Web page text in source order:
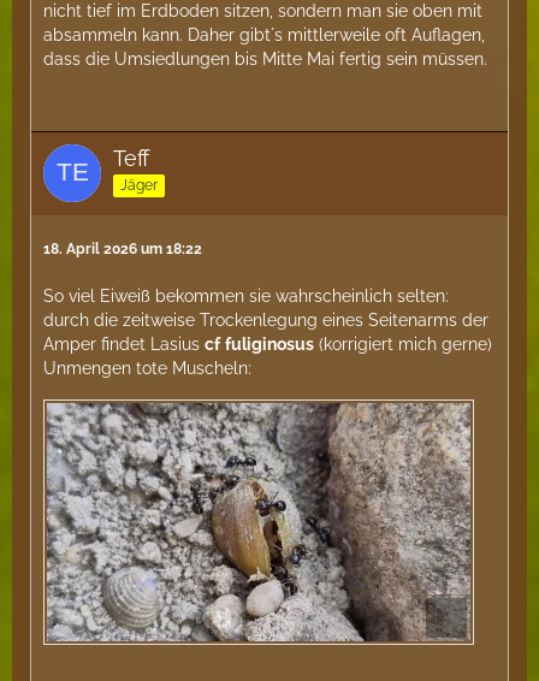
nicht tief im Erdboden sitzen, sondern man sie oben mit
absammeln kann. Daher gibt´s mittlerweile oft Auflagen,
dass die Umsiedlungen bis Mitte Mai fertig sein müssen.
Teff
Jäger
18. April 2026 um 18:22
So viel Eiweiß bekommen sie wahrscheinlich selten:
durch die zeitweise Trockenlegung eines Seitenarms der
Amper findet Lasius cf fuliginosus (korrigiert mich gerne)
Unmengen tote Muscheln: